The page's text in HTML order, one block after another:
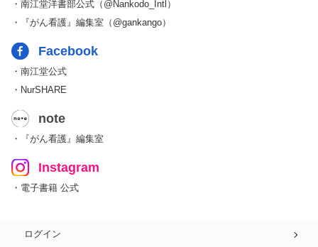
・南江堂洋書部公式（@Nankodo_Intl）
・『がん看護』編集室（@gankango）
Facebook
・南江堂公式
・NurSHARE
note
・『がん看護』編集室
Instagram
・電子書籍 公式
ログイン